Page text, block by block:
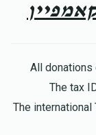
8 months ago
יוסף אלי ביקעל
All donations
The tax
The